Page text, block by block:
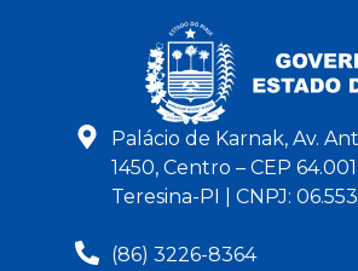
Palácio de Karnak, Av.
1450, Centro – CEP
Teresina-PI | CNPJ:
(86) 3226-8364